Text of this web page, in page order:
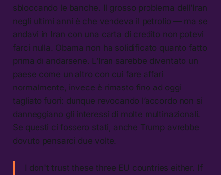
sbloccando le banche. Il grosso problema dell’Iran
negli ultimi anni è che vendeva il petrolio — ma se
andavi in Iran con una carta di credito non potevi
farci nulla. Obama non ha solidificato quanto fatto
prima di andarsene. L’Iran sarebbe diventato un
paese come un altro con cui fare affari
normalmente, invece è rimasto fino ad oggi
tagliato fuori: dunque revocando l’accordo non si
danneggiano gli interessi di molte multinazionali.
Se questi ci fossero stati, anche Trump avrebbe
dovuto pensarci due volte.
I don't trust these three EU countries either. If